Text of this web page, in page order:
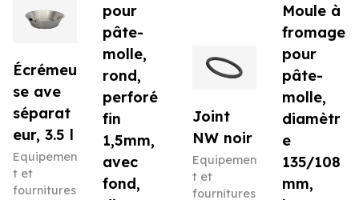
Écrémeu
se ave
séparat
eur, 3.5 l
Equipemen
t et
fournitures
pour
pâte-
molle,
rond,
perforé
fin
1,5mm,
avec
fond,
Joint
NW noir
Equipemen
t et
fournitures
Moule à
fromage
pour
pâte-
molle,
diamètr
e
135/108
mm,